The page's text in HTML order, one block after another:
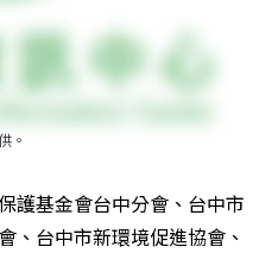
。
護基金會台中分會、台中市
、台中市新環境促進協會、